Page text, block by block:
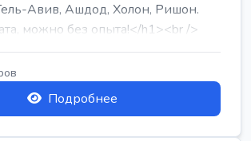
Авив, Ашдод, Холон, Ришон.
можно без опыта!</h1><br />
Подробнее